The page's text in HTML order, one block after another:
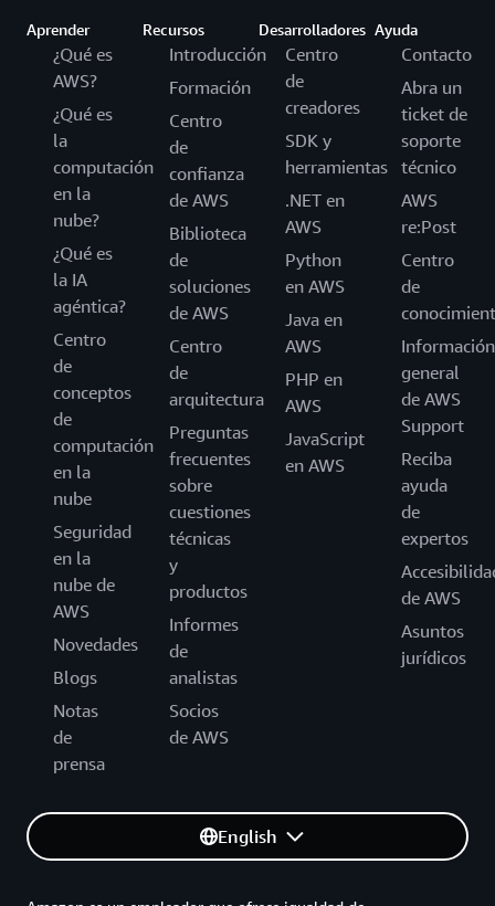
Aprender
¿Qué es
AWS?
¿Qué es
la
computación
en la
nube?
¿Qué es
la IA
agéntica?
Centro
de
conceptos
de
computación
en la
nube
Seguridad
en la
nube de
AWS
Novedades
Blogs
Notas
de
prensa
Recursos
Introducción
Formación
Centro
de
confianza
de AWS
Biblioteca
de
soluciones
de AWS
Centro
de
arquitectura
Preguntas
frecuentes
sobre
cuestiones
técnicas
y
productos
Informes
de
analistas
Socios
de AWS
Desarrolladores
Centro
de
creadores
SDK y
herramientas
.NET en
AWS
Python
en AWS
Java en
AWS
PHP en
AWS
JavaScript
en AWS
Ayuda
Contacto
Abra un
ticket de
soporte
técnico
AWS
re:Post
Centro
de
Información
general
de AWS
Support
Reciba
ayuda
de
expertos
de AWS
Asuntos
jurídicos
English